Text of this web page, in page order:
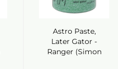
Astro Paste,
Later Gator -
Ranger (Simon